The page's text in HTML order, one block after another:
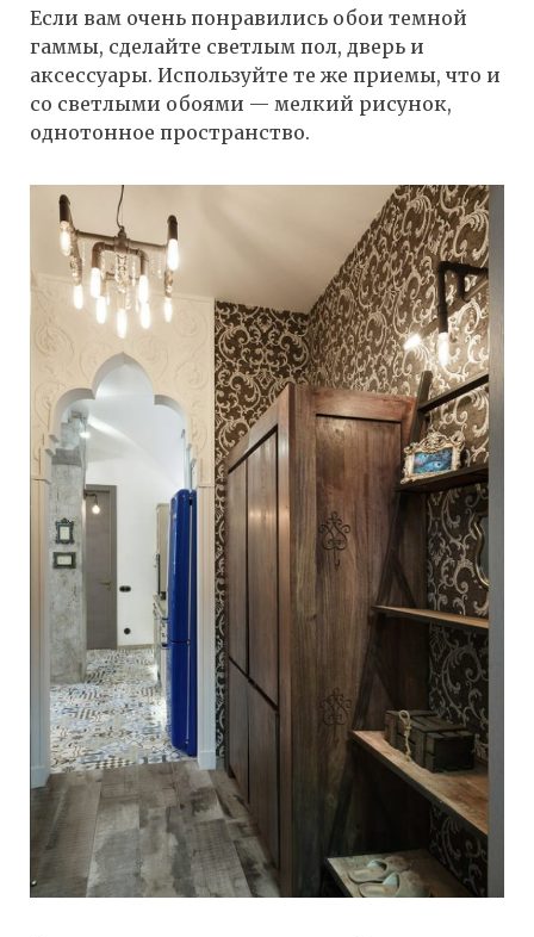
Если вам очень понравились обои темной
гаммы, сделайте светлым пол, дверь и
аксессуары. Используйте те же приемы, что и
со светлыми обоями — мелкий рисунок,
однотонное пространство.